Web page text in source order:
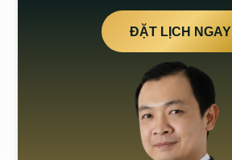
ĐẶT LỊCH NGAY